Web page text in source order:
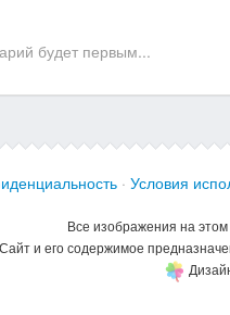
будет первым...
· Условия
Все изображения на
Сайт и его содержимое